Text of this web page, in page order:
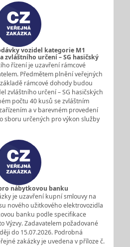
vozidel kategorie M1
zvláštního určení – SG hasičský
řízení je uzavření rámcové
Předmětem plnění veřejných
rámcové dohody budou
zvláštního určení – SG hasičských
počtu 40 kusů se zvláštním
a v barevném provedení
sboru určených pro výkon služby
nábytkovou banku
je uzavření kupní smlouvy na
nového užitkového elektrovozidla
banku podle specifikace
Výzvy. Zadavatelem požadované
do 15.07.2026. Podrobná
zakázky je uvedena v příloze č.